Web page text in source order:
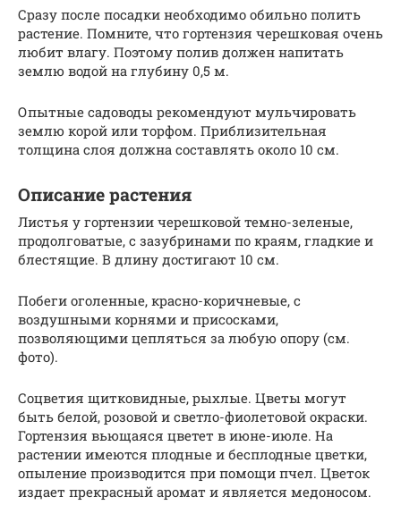
Сразу после посадки необходимо обильно полить
растение. Помните, что гортензия черешковая очень
любит влагу. Поэтому полив должен напитать
землю водой на глубину 0,5 м.
Опытные садоводы рекомендуют мульчировать
землю корой или торфом. Приблизительная
толщина слоя должна составлять около 10 см.
Описание растения
Листья у гортензии черешковой темно-зеленые,
продолговатые, с зазубринами по краям, гладкие и
блестящие. В длину достигают 10 см.
Побеги оголенные, красно-коричневые, с
воздушными корнями и присосками,
позволяющими цепляться за любую опору (см.
фото).
Соцветия щитковидные, рыхлые. Цветы могут
быть белой, розовой и светло-фиолетовой окраски.
Гортензия вьющаяся цветет в июне-июле. На
растении имеются плодные и бесплодные цветки,
опыление производится при помощи пчел. Цветок
издает прекрасный аромат и является медоносом.